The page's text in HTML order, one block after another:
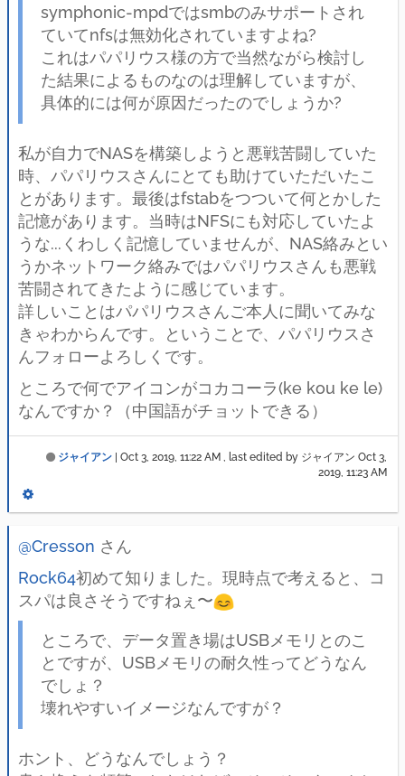
symphonic-mpdではsmbのみサポートされ
ていてnfsは無効化されていますよね?
これはパパリウス様の方で当然ながら検討し
た結果によるものなのは理解していますが、
具体的には何が原因だったのでしょうか?
私が自力でNASを構築しようと悪戦苦闘していた
時、パパリウスさんにとても助けていただいたこ
とがあります。最後はfstabをつついて何とかした
記憶があります。当時はNFSにも対応していたよ
うな...くわしく記憶していませんが、NAS絡みとい
うかネットワーク絡みではパパリウスさんも悪戦
苦闘されてきたように感じています。
詳しいことはパパリウスさんご本人に聞いてみな
きゃわからんです。ということで、パパリウスさ
んフォローよろしくです。
ところで何でアイコンがコカコーラ(ke kou ke le)
なんですか？（中国語がチョットできる）
ジャイアン Oct 3, 2019, 11:22 AM , last edited by ジャイアン Oct 3,
2019, 11:23 AM
@Cresson さん
Rock64初めて知りました。現時点で考えると、コ
スパは良さそうですねぇ〜
ところで、データ置き場はUSBメモリとのこ
とですが、USBメモリの耐久性ってどうなん
でしょ？
壊れやすいイメージなんですが？
ホント、どうなんでしょう？